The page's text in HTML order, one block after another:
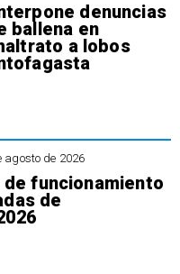
denuncias
ballena en
a lobos
agosto de 2026
de funcionamiento
de